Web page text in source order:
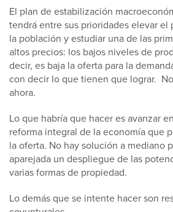
El plan de estabilización
tendrá entre sus prioridades elevar
la población y estudiar una de las
altos precios: los bajos niveles de
decir, es baja la oferta para la
con decir lo que tienen que lograr.
ahora.
Lo que habría que hacer es avanzar
reforma integral de la economía que
la oferta. No hay solución a mediano
aparejada un despliegue de las
varias formas de propiedad.
Lo demás que se intente hacer son